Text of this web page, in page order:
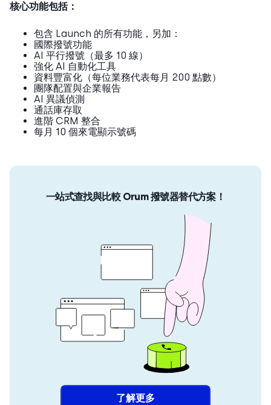
核心功能包括：
包含 Launch 的所有功能，另加：
國際撥號功能
AI 平行撥號（最多 10 線）
強化 AI 自動化工具
資料豐富化（每位業務代表每月 200 點數）
團隊配置與企業報告
AI 異議偵測
通話庫存取
進階 CRM 整合
每月 10 個來電顯示號碼
一站式查找與比較 Orum 撥號器替代方案！
了解更多